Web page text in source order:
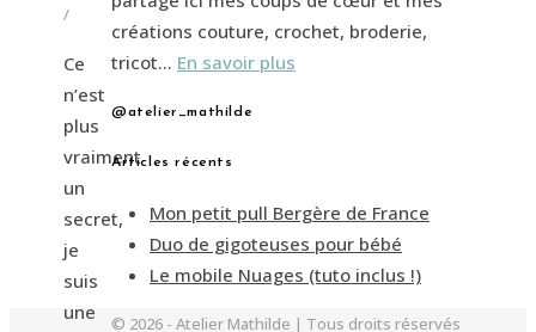
/
Ce
n’est
plus
vraiment
un
secret,
je
suis
une
créations couture, crochet, broderie,
tricot… En savoir plus
@atelier_mathilde
Articles récents
Mon petit pull Bergère de France
Duo de gigoteuses pour bébé
Le mobile Nuages (tuto inclus !)
© 2026 - Atelier Mathilde | Tous droits réservés